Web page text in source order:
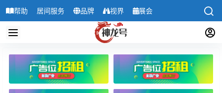
帮助 居间服务 品牌 视界 展会